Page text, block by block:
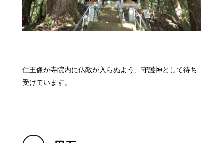
仁王像が寺院内に仏敵が入らぬよう、守護神として待ち
受けています。